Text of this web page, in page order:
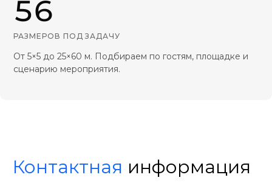
56
РАЗМЕРОВ ПОД ЗАДАЧУ
От 5×5 до 25×60 м. Подбираем по гостям, площадке и
сценарию мероприятия.
Контактная информация